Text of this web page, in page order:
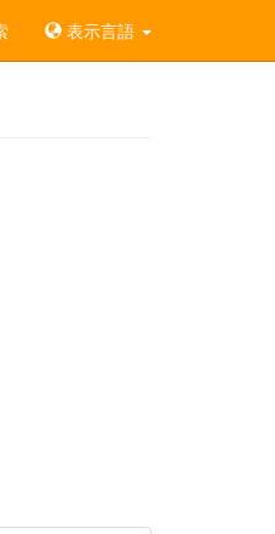
表示言語